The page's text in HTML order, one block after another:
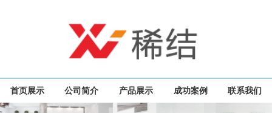
首页展示 公司简介 产品展示 成功案例 联系我们